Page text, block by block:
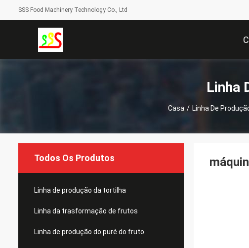
SSS Food Machinery Technology Co., Ltd
Linha
Casa / Linha De
Todos Os Produtos
Linha de produção da tortilha
Linha da trasformação de frutos
Linha de produção do puré do fruto